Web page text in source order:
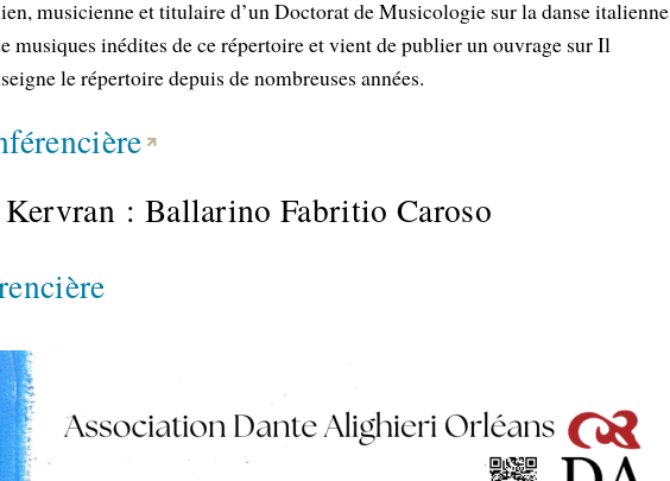
musicienne et titulaire d’un Doctorat de Musicologie sur la danse italienne
musiques inédites de ce répertoire et vient de publier un ouvrage sur Il
le répertoire depuis de nombreuses années.
: Ballarino Fabritio Caroso